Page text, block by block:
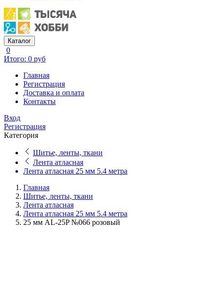
Каталог
0
Итого: 0 руб
Главная
Регистрация
Доставка и оплата
Контакты
Вход
Регистрация
Категория
Шитье, ленты, ткани
Лента атласная
Лента атласная 25 мм 5.4 метра
Главная
Шитье, ленты, ткани
Лента атласная
Лента атласная 25 мм 5.4 метра
25 мм AL-25P №066 розовый